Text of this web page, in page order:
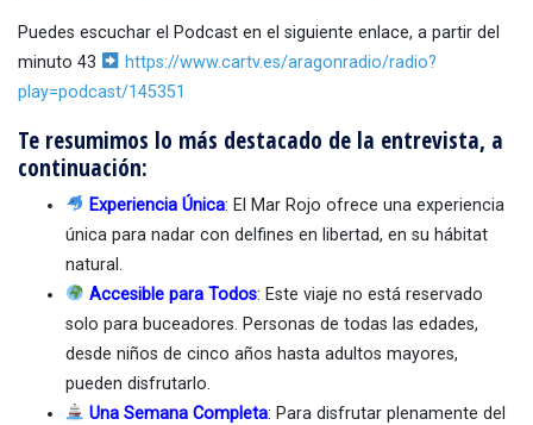
Puedes escuchar el Podcast en el siguiente enlace, a partir del
minuto 43
https://www.cartv.es/aragonradio/radio?
play=podcast/145351
Te resumimos lo más destacado de la entrevista, a
continuación:
Experiencia Única: El Mar Rojo ofrece una experiencia
única para nadar con delfines en libertad, en su hábitat
natural.
Accesible para Todos: Este viaje no está reservado
solo para buceadores. Personas de todas las edades,
desde niños de cinco años hasta adultos mayores,
pueden disfrutarlo.
Una Semana Completa: Para disfrutar plenamente del